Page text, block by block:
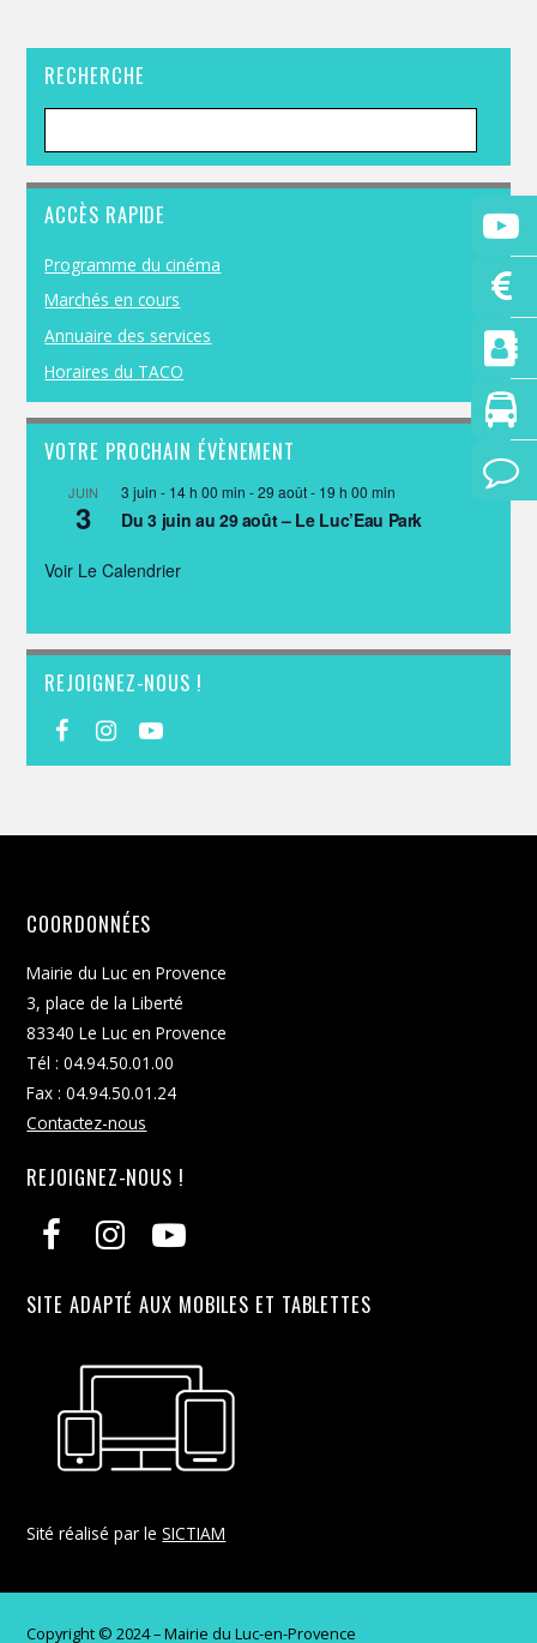
RECHERCHE
ACCÈS RAPIDE
Programme du cinéma
Marchés en cours
Annuaire des services
Horaires du TACO
VOTRE PROCHAIN ÉVÈNEMENT
JUIN
3
3 juin - 14 h 00 min -29 août - 19 h 00 min
Du 3 juin au 29 août – Le Luc’Eau Park
Voir Le Calendrier
REJOIGNEZ-NOUS !
COORDONNÉES
Mairie du Luc en Provence
3, place de la Liberté
83340 Le Luc en Provence
Tél : 04.94.50.01.00
Fax : 04.94.50.01.24
Contactez-nous
REJOIGNEZ-NOUS !
SITE ADAPTÉ AUX MOBILES ET TABLETTES
Sité réalisé par leSICTIAM
Copyright © 2024 – Mairie du Luc-en-Provence